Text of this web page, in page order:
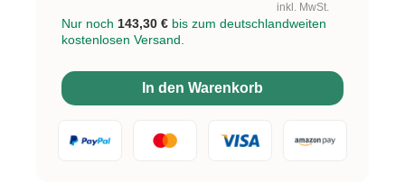
inkl. MwSt.
Nur noch 143,30 € bis zum deutschlandweiten
kostenlosen Versand.
In den Warenkorb